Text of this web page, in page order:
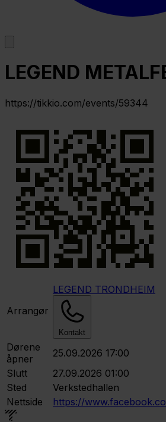
LEGEND
https://tikkio.com/events/59344
Arrangør
LEGEND TRONDHEIM
Kontakt
Dørene
åpner
25.09.2026 17:00
Slutt
27.09.2026 01:00
Sted
Verkstedhallen
Nettside
https://